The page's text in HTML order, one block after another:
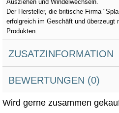
Ausziehen und Windelwechseln.
Der Hersteller, die britische Firma
erfolgreich im Geschäft und überzeugt
Produkten.
ZUSATZINFORMATION
BEWERTUNGEN (0)
Wird gerne zusammen